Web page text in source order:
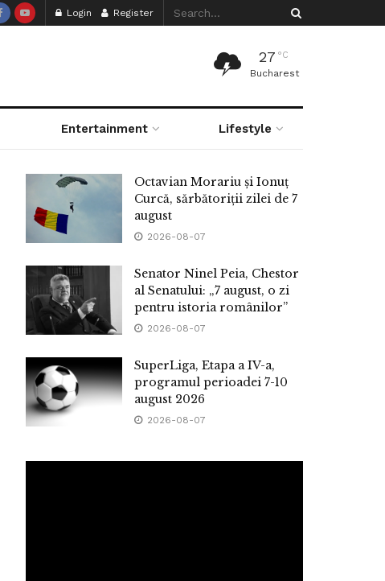
Login Register
27 °C
Bucharest
Entertainment Lifestyle
Octavian Morariu și Ionuț
Curcă, sărbătoriții zilei de 7
august
2026-08-07
Senator Ninel Peia, Chestor
al Senatului: „7 august, o zi
pentru istoria românilor”
2026-08-07
SuperLiga, Etapa a IV-a,
programul perioadei 7-10
august 2026
2026-08-07